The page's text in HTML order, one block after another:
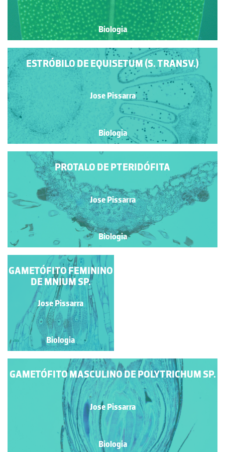
Biologia
ESTRÓBILO DE EQUISETUM (S. TRANSV.)
Jose Pissarra
Biologia
PROTALO DE PTERIDÓFITA
Jose Pissarra
Biologia
ANTERÍDEOS DE
MARCHANTIA SP.
Jose Pissarra
Biologia
GAMETÓFITO MASCULINO DE POLYTRICHUM SP.
Jose Pissarra
Biologia
GAMETÓFITO FEMININO
DE MNIUM SP.
Jose Pissarra
Biologia